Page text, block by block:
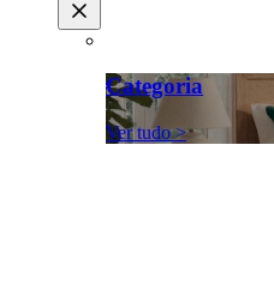
Categoria
Ver tudo >